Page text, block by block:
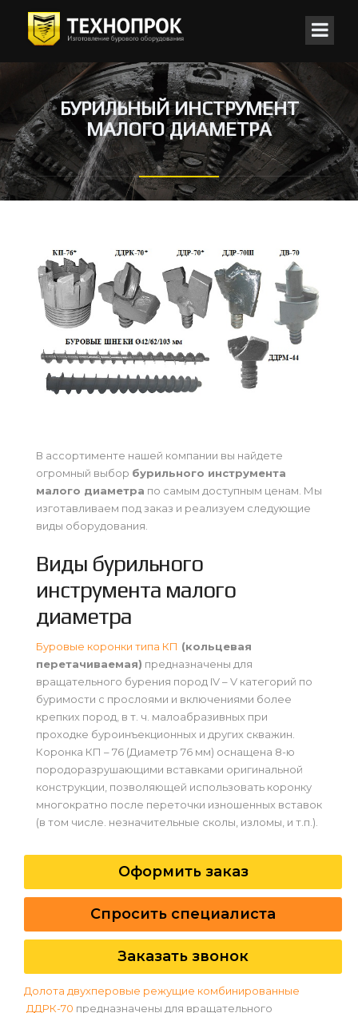
БУРИЛЬНЫЙ ИНСТРУМЕНТ
МАЛОГО ДИАМЕТРА
В ассортименте нашей компании вы найдете
огромный выбор бурильного инструмента
малого диаметра по самым доступным ценам. Мы
изготавливаем под заказ и реализуем следующие
виды оборудования.
Виды бурильного
инструмента малого
диаметра
Буровые коронки типа КП (кольцевая
перетачиваемая) предназначены для
вращательного бурения пород IV – V категорий по
буримости с прослоями и включениями более
крепких пород, в т. ч. малоабразивных при
проходке буроинъекционных и других скважин.
Коронка КП – 76 (Диаметр 76 мм) оснащена 8-ю
породоразрушающими вставками оригинальной
конструкции, позволяющей использовать коронку
многократно после переточки изношенных вставок
(в том числе. незначительные сколы, изломы, и т.п.).
Оформить заказ
Спросить специалиста
Заказать звонок
Долота двухперовые режущие комбинированные
ДДРК-70 предназначены для вращательного